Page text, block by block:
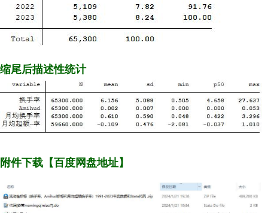
缩尾后描述性统计
附件下载【百度网盘地址】